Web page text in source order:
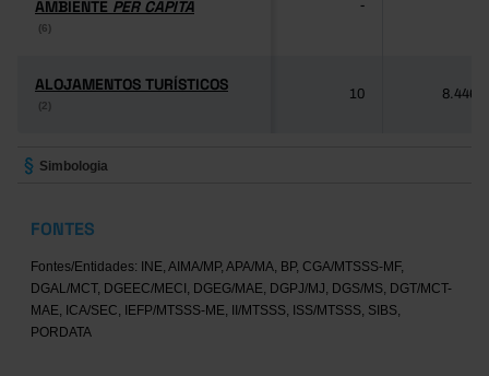
AMBIENTE PER CAPITA
(6)
AMBIENTE PER CAPITA
(6)
-
ALOJAMENTOS TURÍSTICOS
(2)
ALOJAMENTOS TURÍSTICOS
(2)
10 8.446
Simbologia
FONTES
Fontes/Entidades: INE, AIMA/MP, APA/MA, BP, CGA/MTSSS-MF,
DGAL/MCT, DGEEC/MECI, DGEG/MAE, DGPJ/MJ, DGS/MS, DGT/MCT-
MAE, ICA/SEC, IEFP/MTSSS-ME, II/MTSSS, ISS/MTSSS, SIBS,
PORDATA